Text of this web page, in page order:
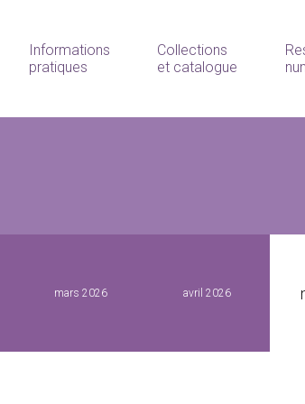
Informations
pratiques
Collections
et catalogue
mars 2026 avril 2026